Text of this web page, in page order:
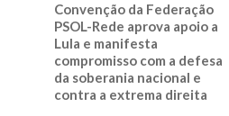
Convenção da Federação
PSOL-Rede aprova apoio a
Lula e manifesta
compromisso com a defesa
da soberania nacional e
contra a extrema direita